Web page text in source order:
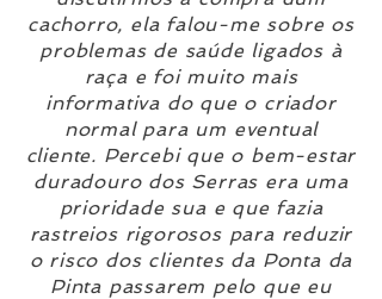
cachorro, ela falou-me sobre os
problemas de saúde ligados à
raça e foi muito mais
informativa do que o criador
normal para um eventual
cliente. Percebi que o bem-estar
duradouro dos Serras era uma
prioridade sua e que fazia
rastreios rigorosos para reduzir
o risco dos clientes da Ponta da
Pinta passarem pelo que eu